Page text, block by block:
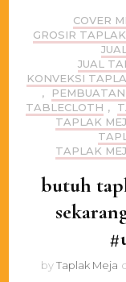
COVER
GROSIR
JUAL
KONVEKSI
,
TABLECLOTH ,
TAPLAK
TAPLAK
butuh
byTaplak Meja